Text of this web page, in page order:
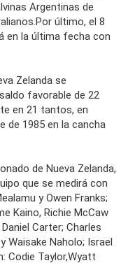
Argentinas de
último, el 8
en la última fecha con
Zelanda se
favorable de 22
en 21 tantos, en
de 1985 en la cancha
de Nueva Zelanda,
que se medirá con
y Owen Franks;
Kaino, Richie McCaw
Carter; Charles
Waisake Naholo; Israel
Codie Taylor,Wyatt